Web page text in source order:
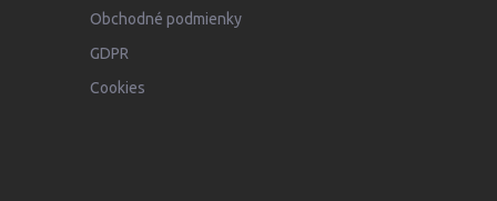
Obchodné podmienky
GDPR
Cookies